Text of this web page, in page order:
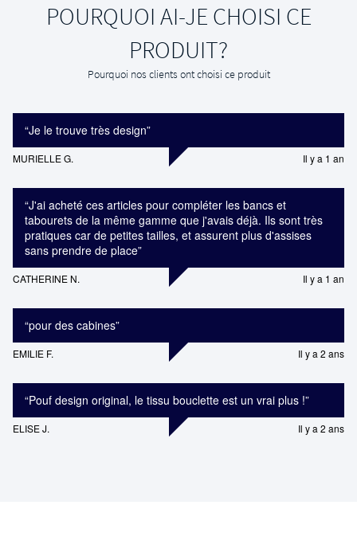
POURQUOI AI-JE CHOISI CE
PRODUIT?
Pourquoi nos clients ont choisi ce produit
“Je le trouve très design”
MURIELLE G. Il y a 1 an
“J'ai acheté ces articles pour compléter les bancs et
tabourets de la même gamme que j'avais déjà. Ils sont très
pratiques car de petites tailles, et assurent plus d'assises
sans prendre de place”
CATHERINE N. Il y a 1 an
“pour des cabines”
EMILIE F. Il y a 2 ans
“Pouf design original, le tissu bouclette est un vrai plus !”
ELISE J. Il y a 2 ans